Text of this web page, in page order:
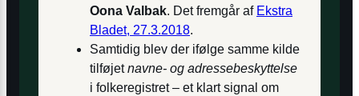
Oona Valbak. Det fremgår af Ekstra
Bladet, 27.3.2018.
Samtidig blev der ifølge samme kilde
tilføjetnavne- og adressebeskyttelse
i folkeregistret – et klart signal om